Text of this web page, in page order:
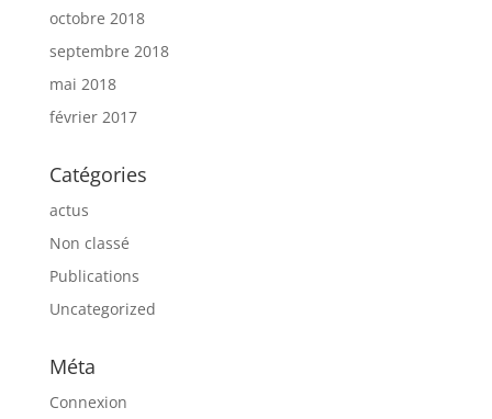
octobre 2018
septembre 2018
mai 2018
février 2017
Catégories
actus
Non classé
Publications
Uncategorized
Méta
Connexion